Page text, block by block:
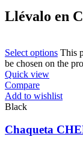
Llévalo en
Select options This
be chosen on the
Quick view
Compare
Add to wishlist
Black
Chaqueta